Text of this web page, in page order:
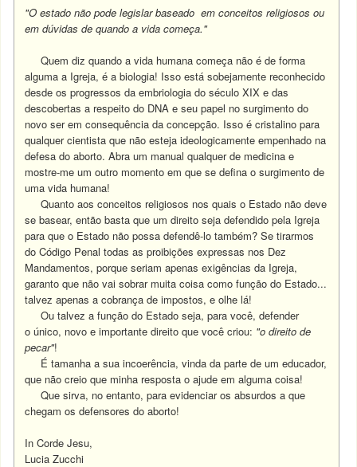
"O estado não pode legislar baseado em conceitos religiosos ou
em dúvidas de quando a vida começa."
Quem diz quando a vida humana começa não é de forma
alguma a Igreja, é a biologia! Isso está sobejamente reconhecido
desde os progressos da embriologia do século XIX e das
descobertas a respeito do DNA e seu papel no surgimento do
novo ser em consequência da concepção. Isso é cristalino para
qualquer cientista que não esteja ideologicamente empenhado na
defesa do aborto. Abra um manual qualquer de medicina e
mostre-me um outro momento em que se defina o surgimento de
uma vida humana!
Quanto aos conceitos religiosos nos quais o Estado não deve
se basear, então basta que um direito seja defendido pela Igreja
para que o Estado não possa defendê-lo também? Se tirarmos
do Código Penal todas as proibições expressas nos Dez
Mandamentos, porque seriam apenas exigências da Igreja,
garanto que não vai sobrar muita coisa como função do Estado...
talvez apenas a cobrança de impostos, e olhe lá!
Ou talvez a função do Estado seja, para você, defender
o único, novo e importante direito que você criou: "o direito de
pecar"!
É tamanha a sua incoerência, vinda da parte de um educador,
que não creio que minha resposta o ajude em alguma coisa!
Que sirva, no entanto, para evidenciar os absurdos a que
chegam os defensores do aborto!
In Corde Jesu,
Lucia Zucchi